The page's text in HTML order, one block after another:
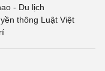
- Du lịch
thông Luật Việt